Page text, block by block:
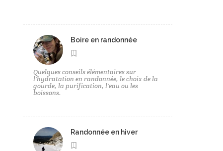
Boire en randonnée
Quelques conseils élémentaires sur
l'hydratation en randonnée, le choix de la
gourde, la purification, l'eau ou les
boissons.
Randonnée en hiver